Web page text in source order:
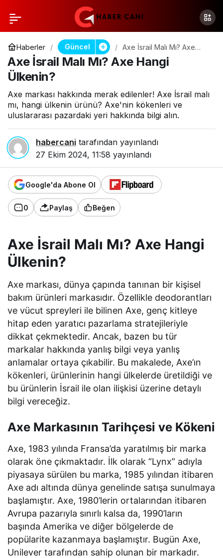
Haberler Güncel
Axe İsrail Malı Mı? Axe
Hangi Ülkenin?
Axe İsrail Malı Mı? Axe Hangi
Ülkenin?
Axe markası hakkında merak edilenler! Axe İsrail malı
mı, hangi ülkenin ürünü? Axe'nin kökenleri ve
uluslararası pazardaki yeri hakkında bilgi alın.
habercani tarafından yayınlandı
27 Ekim 2024, 11:58 yayınlandı
Google'da Abone Ol
0 Paylaş Beğen
Axe İsrail Malı Mı? Axe Hangi
Ülkenin?
Axe markası, dünya çapında tanınan bir kişisel
bakım ürünleri markasıdır. Özellikle deodorantları
ve vücut spreyleri ile bilinen Axe, genç kitleye
hitap eden yaratıcı pazarlama stratejileriyle
dikkat çekmektedir. Ancak, bazen bu tür
markalar hakkında yanlış bilgi veya yanlış
anlamalar ortaya çıkabilir. Bu makalede, Axe’ın
kökenleri, ürünlerinin hangi ülkelerde üretildiği ve
bu ürünlerin İsrail ile olan ilişkisi üzerine detaylı
bilgi vereceğiz.
Axe Markasının Tarihçesi ve Kökeni
Axe, 1983 yılında Fransa’da yaratılmış bir marka
olarak öne çıkmaktadır. İlk olarak “Lynx” adıyla
piyasaya sürülen bu marka, 1985 yılından itibaren
Axe adı altında dünya genelinde satışa sunulmaya
başlamıştır. Axe, 1980’lerin ortalarından itibaren
Avrupa pazarıyla sınırlı kalsa da, 1990’ların
başında Amerika ve diğer bölgelerde de
popülarite kazanmaya başlamıştır. Bugün Axe,
Unilever tarafından sahip olunan bir markadır.